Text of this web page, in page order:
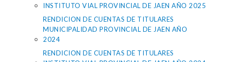
INSTITUTO VIAL PROVINCIAL DE JAEN AÑO 2025
RENDICION DE CUENTAS DE TITULARES
MUNICIPALIDAD PROVINCIAL DE JAEN AÑO
2024
RENDICION DE CUENTAS DE TITULARES